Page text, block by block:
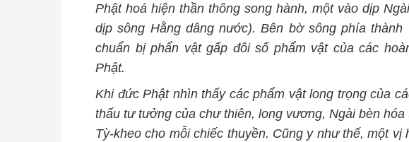
Phật hoá hiện thần thông song hành, một vào dịp
dịp sông Hằng dâng nước). Bên bờ sông phía thành
chuẩn bị phẩn vật gấp đôi số phẩm vật của các
Phật.
Khi đức Phật nhìn thấy các phẩm vật long trọng của
thấu tư tưởng của chư thiên, long vương, Ngài bèn
Tỳ-kheo cho mỗi chiếc thuyền. Cũng y như thế, một